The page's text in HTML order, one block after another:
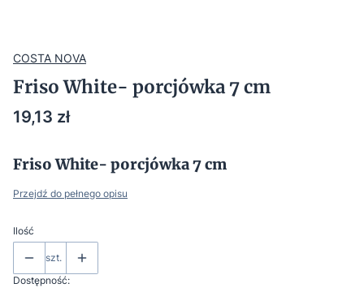
COSTA NOVA
Friso White- porcjówka 7 cm
Cena
19,13 zł
Friso White- porcjówka 7 cm
Przejdź do pełnego opisu
Ilość
szt.
Dostępność: